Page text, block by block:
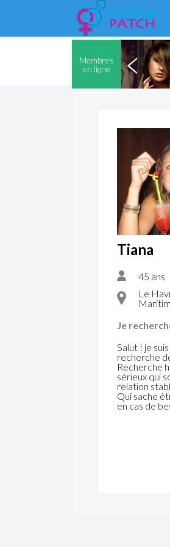
Membres
en ligne
Tiana
45 ans
Le
Je
Salut ! je suis
recherche
Recherche
sérieux qui
relation
Qui sache
en cas de